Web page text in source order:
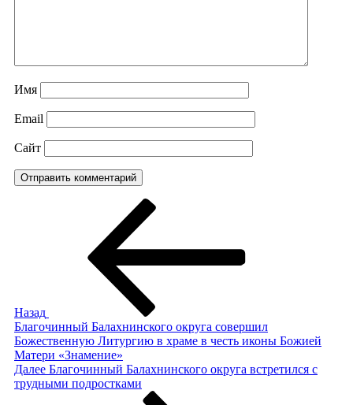
Имя
Email
Сайт
Назад
Благочинный Балахнинского округа совершил
Божественную Литургию в храме в честь иконы Божией
Матери «Знамение»
Следующая
запись
Далее Благочинный Балахнинского округа встретился с
трудными подростками